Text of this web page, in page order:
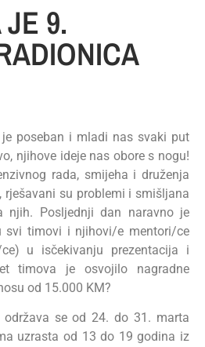
9.
je poseban i mladi nas svaki put
njihove ideje nas obore s nogu!
rada, smijeha i druženja
rješavani su problemi i smišljana
njih. Posljednji dan naravno je
svi timovi i njihovi/e mentori/ce
u isčekivanju prezentacija i
timova je osvojilo nagradne
od 15.000 KM?
održava se od 24. do 31. marta
uzrasta od 13 do 19 godina iz